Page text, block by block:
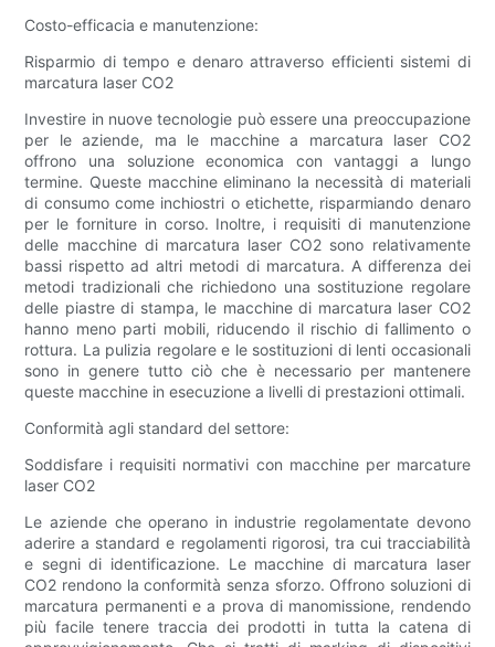
Costo-efficacia e manutenzione:
Risparmio di tempo e denaro attraverso efficienti sistemi di
marcatura laser CO2
Investire in nuove tecnologie può essere una preoccupazione
per le aziende, ma le macchine a marcatura laser CO2
offrono una soluzione economica con vantaggi a lungo
termine. Queste macchine eliminano la necessità di materiali
di consumo come inchiostri o etichette, risparmiando denaro
per le forniture in corso. Inoltre, i requisiti di manutenzione
delle macchine di marcatura laser CO2 sono relativamente
bassi rispetto ad altri metodi di marcatura. A differenza dei
metodi tradizionali che richiedono una sostituzione regolare
delle piastre di stampa, le macchine di marcatura laser CO2
hanno meno parti mobili, riducendo il rischio di fallimento o
rottura. La pulizia regolare e le sostituzioni di lenti occasionali
sono in genere tutto ciò che è necessario per mantenere
queste macchine in esecuzione a livelli di prestazioni ottimali.
Conformità agli standard del settore:
Soddisfare i requisiti normativi con macchine per marcature
laser CO2
Le aziende che operano in industrie regolamentate devono
aderire a standard e regolamenti rigorosi, tra cui tracciabilità
e segni di identificazione. Le macchine di marcatura laser
CO2 rendono la conformità senza sforzo. Offrono soluzioni di
marcatura permanenti e a prova di manomissione, rendendo
più facile tenere traccia dei prodotti in tutta la catena di